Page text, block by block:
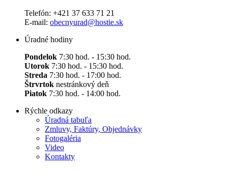
Telefón: +421 37 633 71 21
E-mail: obecnyurad@hostie.sk
Úradné hodiny
Pondelok 7:30 hod. - 15:30 hod.
Utorok 7:30 hod. - 15:30 hod.
Streda 7:30 hod. - 17:00 hod.
Štrvrtok nestránkový deň
Piatok 7:30 hod. - 14:00 hod.
Rýchle odkazy
Úradná tabuľa
Zmluvy, Faktúry, Objednávky
Fotogaléria
Video
Kontakty